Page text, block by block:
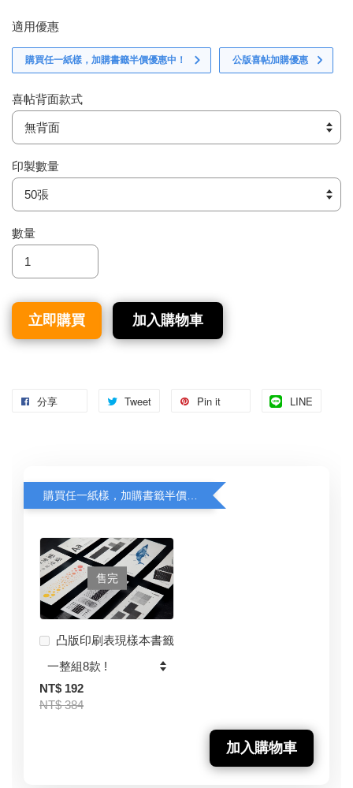
適用優惠
購買任一紙樣，加購書籤半價優惠中！ 公版喜帖加購優惠
喜帖背面款式
印製數量
數量
立即購買 加入購物車
分享 Tweet Pin it LINE
售完
凸版印刷表現樣本書籤
NT$ 192
NT$ 384
加入購物車